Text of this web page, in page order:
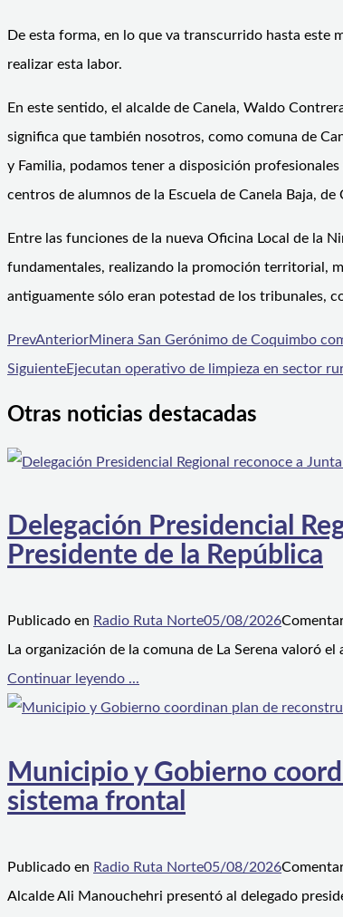
De esta forma, en lo que va transcurrido hasta este
realizar esta labor.
En este sentido, el alcalde de Canela, Waldo
significa que también nosotros, como comuna de
y Familia, podamos tener a disposición
centros de alumnos de la Escuela de Canela Baja,
Entre las funciones de la nueva Oficina Local de la
fundamentales, realizando la promoción territorial,
antiguamente sólo eran potestad de los tribunales,
PrevAnteriorMinera San Gerónimo de Coquimbo
SiguienteEjecutan operativo de limpieza en sector
Otras noticias destacadas
Delegación Presidencial
Presidente de la República
Publicado en Radio Ruta Norte05/08/2026
La organización de la comuna de La Serena valoró
Continuar leyendo ...
Municipio y Gobierno
sistema frontal
Publicado en Radio Ruta Norte05/08/2026
Alcalde Ali Manouchehri presentó al delegado